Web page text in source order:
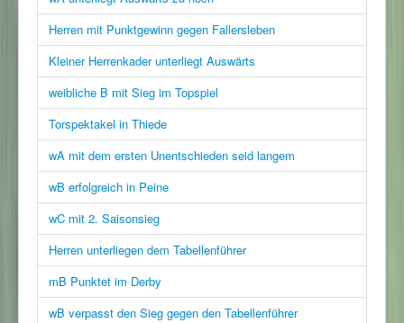
Herren mit Punktgewinn gegen Fallersleben
Kleiner Herrenkader unterliegt Auswärts
weibliche B mit Sieg im Topspiel
Torspektakel in Thiede
wA mit dem ersten Unentschieden seid langem
wB erfolgreich in Peine
wC mit 2. Saisonsieg
Herren unterliegen dem Tabellenführer
mB Punktet im Derby
wB verpasst den Sieg gegen den Tabellenführer